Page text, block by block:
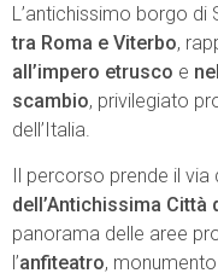
L’antichissimo borgo di
tra Roma e Viterbo,
all’impero etrusco e
scambio, privilegiato
dell’Italia.
Il percorso prende il via
dell’Antichissima Città
panorama delle aree
l’anfiteatro,